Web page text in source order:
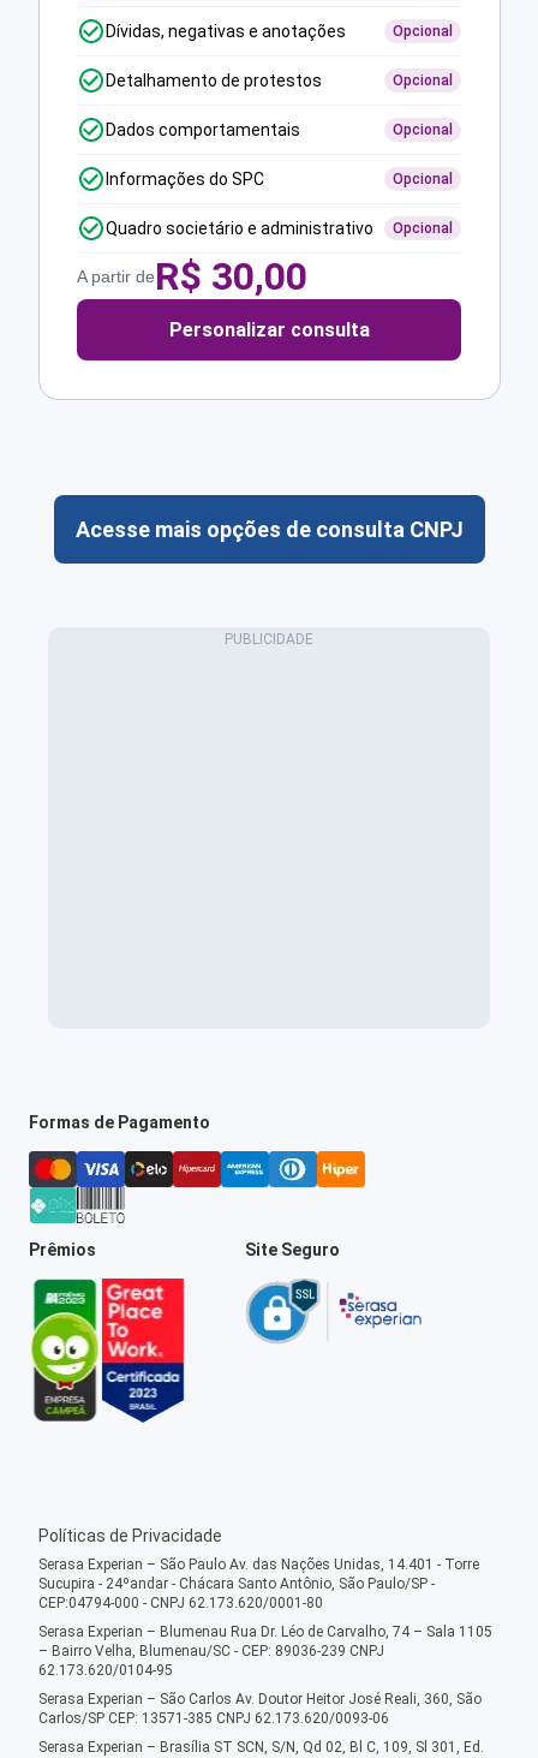
Dívidas, negativas e anotações Opcional
Detalhamento de protestos Opcional
Dados comportamentais Opcional
Informações do SPC Opcional
Quadro societário e administrativo Opcional
A partir deR$ 30,00
Personalizar consulta
Acesse mais opções de consulta CNPJ
Formas de Pagamento
Prêmios Site Seguro
Políticas de Privacidade
Serasa Experian – São Paulo Av. das Nações Unidas, 14.401 - Torre
Sucupira - 24ºandar - Chácara Santo Antônio, São Paulo/SP -
CEP:04794-000 - CNPJ 62.173.620/0001-80
Serasa Experian – Blumenau Rua Dr. Léo de Carvalho, 74 – Sala 1105
– Bairro Velha, Blumenau/SC - CEP: 89036-239 CNPJ
62.173.620/0104-95
Serasa Experian – São Carlos Av. Doutor Heitor José Reali, 360, São
Carlos/SP CEP: 13571-385 CNPJ 62.173.620/0093-06
Serasa Experian – Brasília ST SCN, S/N, Qd 02, Bl C, 109, Sl 301, Ed.